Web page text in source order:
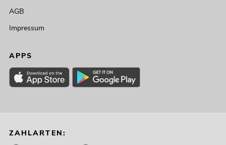
AGB
Impressum
APPS
ZAHLARTEN: